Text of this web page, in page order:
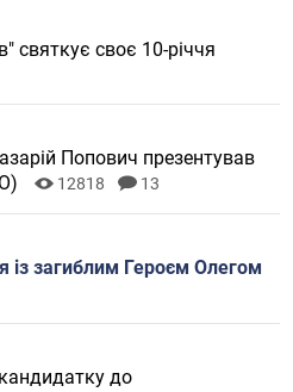
святкує своє 10-річчя
Попович презентував
12818 13
із загиблим Героєм Олегом
до